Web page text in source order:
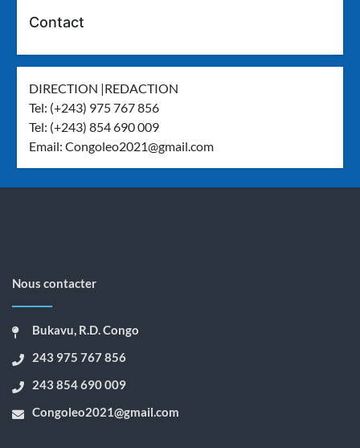
Contact
DIRECTION |REDACTION
Tel: (+243) 975 767 856
Tel: (+243) 854 690 009
Email:Congoleo2021@gmail.com
Nous contacter
Bukavu, R.D. Congo
243 975 767 856
243 854 690 009
Congoleo2021@gmail.com